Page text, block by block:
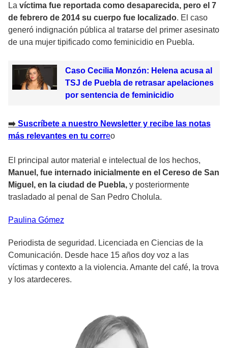
La víctima fue reportada como desaparecida, pero el 7
de febrero de 2014 su cuerpo fue localizado. El caso
generó indignación pública al tratarse del primer asesinato
de una mujer tipificado como feminicidio en Puebla.
Caso Cecilia Monzón: Helena acusa al
TSJ de Puebla de retrasar apelaciones
por sentencia de feminicidio
➡️ Suscríbete a nuestro Newsletter y recibe las notas
más relevantes en tu correo
El principal autor material e intelectual de los hechos,
Manuel, fue internado inicialmente en el Cereso de San
Miguel, en la ciudad de Puebla, y posteriormente
trasladado al penal de San Pedro Cholula.
Paulina Gómez
Periodista de seguridad. Licenciada en Ciencias de la
Comunicación. Desde hace 15 años doy voz a las
víctimas y contexto a la violencia. Amante del café, la trova
y los atardeceres.